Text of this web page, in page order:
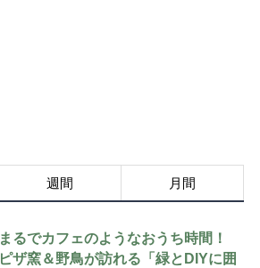
週間 月間
まるでカフェのようなおうち時間！
ピザ窯＆野鳥が訪れる「緑とDIYに囲